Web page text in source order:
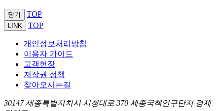
닫기 TOP
LINK TOP
개인정보처리방침
이용자 가이드
고객헌장
저작권 정책
찾아오시는길
30147 세종특별자치시 시청대로 370 세종국책연구단지 경제